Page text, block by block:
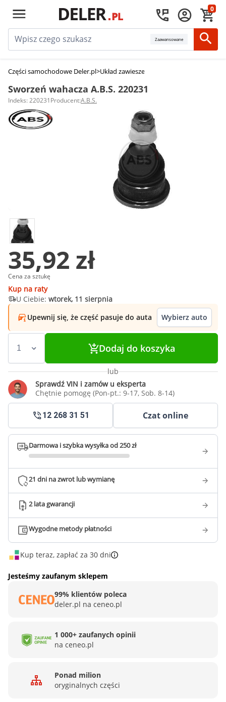
0
Zaawansowane
Części samochodowe Deler.pl>Układ zawieszenia
Sworzeń wahacza A.B.S. 220231
Indeks: 220231Producent:A.B.S.
35,92 zł
Cena za sztukę
Kup na raty
U Ciebie: wtorek, 11 sierpnia
Upewnij się, że część pasuje do auta
Wybierz auto
Dodaj do koszyka
lub
Sprawdź VIN i zamów u eksperta
Chętnie pomogę (Pon-pt.: 9-17, Sob. 8-14)
12 268 31 51 Czat online
Darmowa i szybka wysyłka od 250 zł
21 dni na zwrot lub wymianę
2 lata gwarancji
Wygodne metody płatności
Kup teraz, zapłać za 30 dni
Jesteśmy zaufanym sklepem
99% klientów poleca
deler.pl na ceneo.pl
1 000+ zaufanych opinii
na ceneo.pl
Ponad milion
oryginalnych części